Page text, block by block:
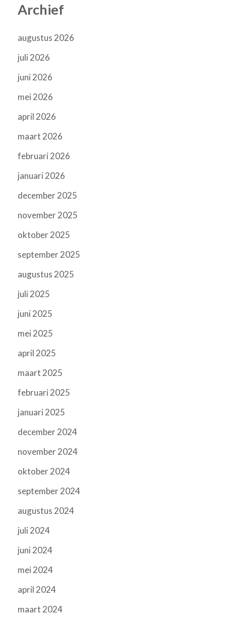
Archief
augustus 2026
juli 2026
juni 2026
mei 2026
april 2026
maart 2026
februari 2026
januari 2026
december 2025
november 2025
oktober 2025
september 2025
augustus 2025
juli 2025
juni 2025
mei 2025
april 2025
maart 2025
februari 2025
januari 2025
december 2024
november 2024
oktober 2024
september 2024
augustus 2024
juli 2024
juni 2024
mei 2024
april 2024
maart 2024